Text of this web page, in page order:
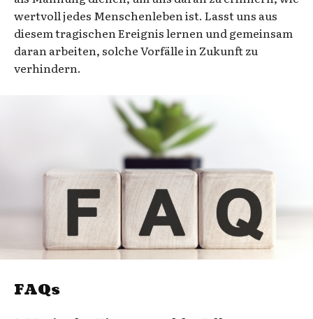
wertvoll jedes Menschenleben ist. Lasst uns aus
diesem tragischen Ereignis lernen und gemeinsam
daran arbeiten, solche Vorfälle in Zukunft zu
verhindern.
FAQs